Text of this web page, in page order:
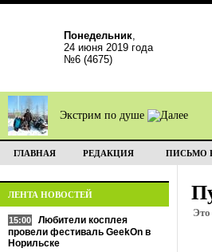
Понедельник,
24 июня 2019 года
№6 (4675)
Экстрим по душе
ГЛАВНАЯ РЕДАКЦИЯ ПИСЬМО
ЛЕНТА НОВОСТЕЙ
15:00
Любители косплея
провели фестиваль GeekOn в
Норильске